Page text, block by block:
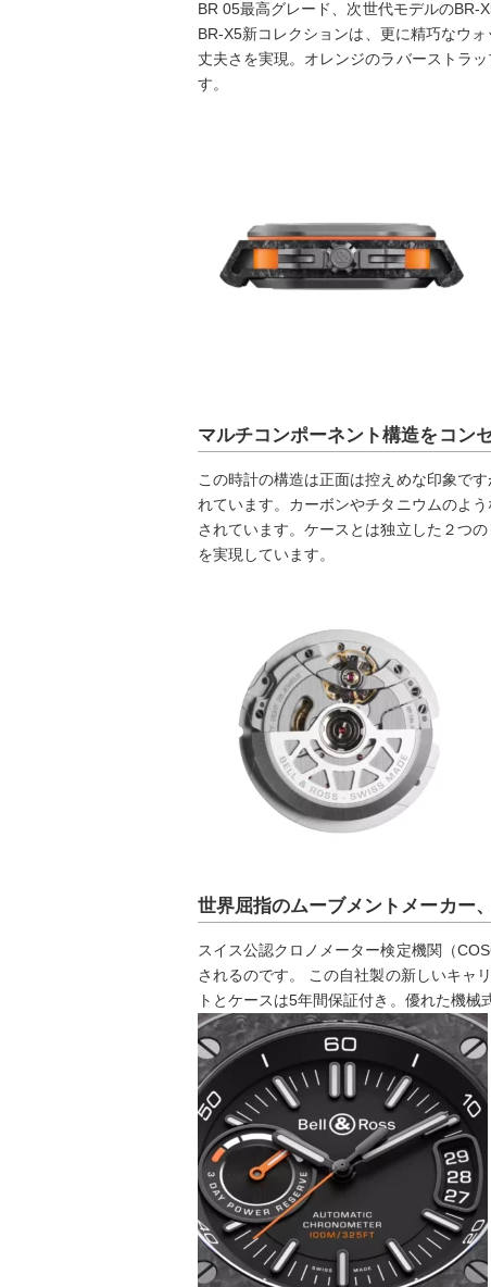
BR 05最高グレード、次世代モデルのBR-
BR-X5新コレクションは、更に精巧なウ
丈夫さを実現。オレンジのラバーストラ
す。
マルチコンポーネント構造をコン
この時計の構造は正面は控えめな印象で
れています。カーボンやチタニウムのよ
されています。ケースとは独立した２つ
を実現しています。
世界屈指のムーブメントメーカー
スイス公認クロノメーター検定機関（
されるのです。 この自社製の新しいキャ
トとケースは5年間保証付き。優れた機械